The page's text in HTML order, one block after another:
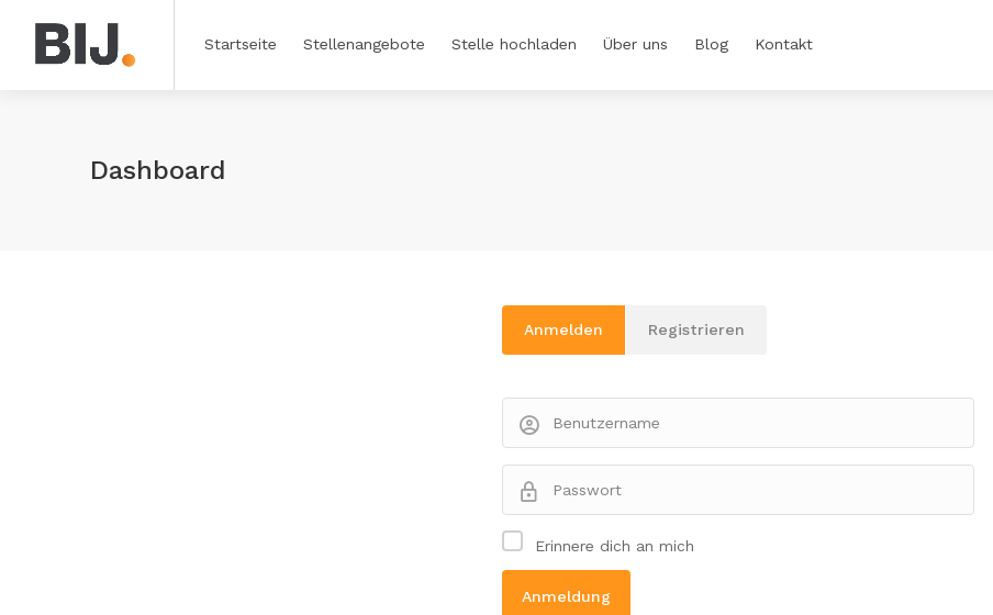
Startseite Stellenangebote Stelle hochladen Über uns Blog Kontakt
Dashboard
Anmelden Registrieren
Erinnere dich an mich